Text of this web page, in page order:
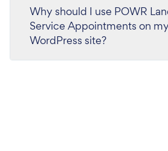
Why should I use POWR
Service Appointments on
WordPress site?